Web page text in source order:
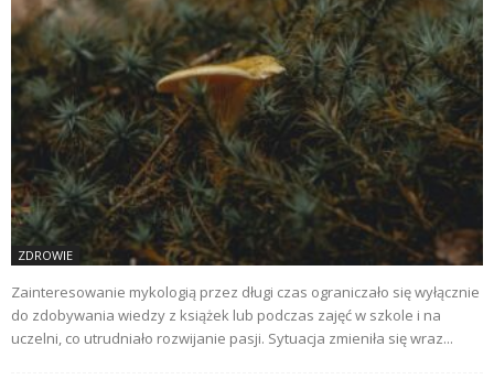
ZDROWIE
Zainteresowanie mykologią przez długi czas ograniczało się wyłącznie
do zdobywania wiedzy z książek lub podczas zajęć w szkole i na
uczelni, co utrudniało rozwijanie pasji. Sytuacja zmieniła się wraz...